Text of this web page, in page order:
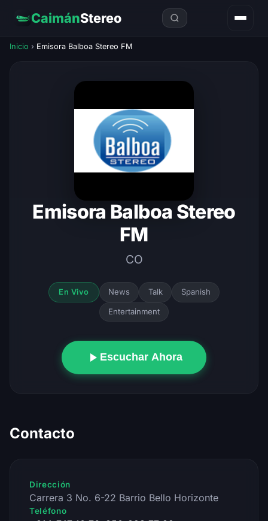
CaimánStereo
Inicio › Emisora Balboa Stereo FM
Emisora Balboa Stereo
FM
CO
En Vivo News Talk Spanish
Entertainment
Escuchar Ahora
Contacto
Dirección
Carrera 3 No. 6-22 Barrio Bello Horizonte
Teléfono